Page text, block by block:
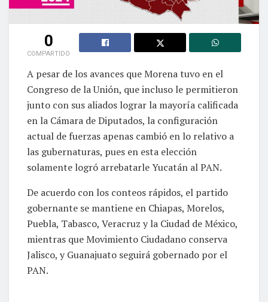
0
COMPARTIDO
A pesar de los avances que Morena tuvo en el
Congreso de la Unión, que incluso le permitieron
junto con sus aliados lograr la mayoría calificada
en la Cámara de Diputados, la configuración
actual de fuerzas apenas cambió en lo relativo a
las gubernaturas, pues en esta elección
solamente logró arrebatarle Yucatán al PAN.
De acuerdo con los conteos rápidos, el partido
gobernante se mantiene en Chiapas, Morelos,
Puebla, Tabasco, Veracruz y la Ciudad de México,
mientras que Movimiento Ciudadano conserva
Jalisco, y Guanajuato seguirá gobernado por el
PAN.